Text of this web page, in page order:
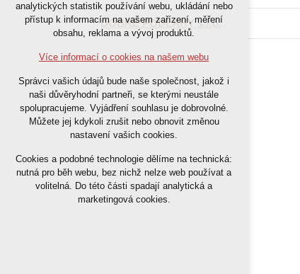
DOBRÉ PODLAHY s.r.o.
udržení kontextu stránek (session):
případná přihlášení, volby jazyka, apod.
Volitelná cookies
vyhodnocení návštěvnosti
marketingová cookies (Google)
Více informací o cookies na našem webu
Přijmout všechny cookies
analytických statistik používání webu, ukládání nebo
přístup k informacím na vašem zařízení, měření
obsahu, reklama a vývoj produktů.
Více informací o cookies na našem webu
Správci vašich údajů bude naše společnost, jakož i
naši důvěryhodní partneři, se kterými neustále
spolupracujeme. Vyjádření souhlasu je dobrovolné.
Můžete jej kdykoli zrušit nebo obnovit změnou
nastavení vašich cookies.
Cookies a podobné technologie dělíme na technická:
nutná pro běh webu, bez nichž nelze web používat a
volitelná. Do této části spadají analytická a
marketingová cookies.